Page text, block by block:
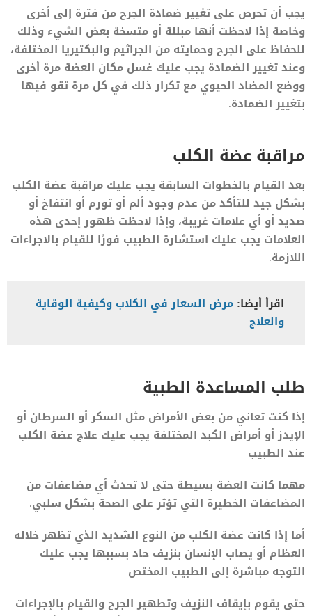
يجب أن تحرص على تغيير ضمادة الجرح من فترة إلى أخرى
وخاصة إذا لاحظت أنها مبللة أو متسخة بعض الشيء وذلك
للحفاظ على الجرح وحمايته من الجراثيم والبكتيريا المختلفة،
وعند تغيير الضمادة يجب عليك غسل مكان العضة مرة أخرى
ووضع المضاد الحيوي مع تكرار ذلك في كل مرة تقو فيها
بتغيير الضمادة.
مراقبة عضة الكلب
بعد القيام بالخطوات السابقة يجب عليك مراقبة عضة الكلب
بشكل جيد للتأكد من عدم وجود ألم أو تورم أو انتفاخ أو
صديد أو أي علامات غريبة، وإذا لاحظت ظهور إحدى هذه
العلامات يجب عليك استشارة الطبيب فورًا للقيام بالاجراءات
اللازمة.
اقرأ أيضا: مرض السعار في الكلاب وكيفية الوقاية
والعلاج
طلب المساعدة الطبية
إذا كنت تعاني من بعض الأمراض مثل السكر أو السرطان أو
الإيدز أو أمراض الكبد المختلفة يجب عليك علاج عضة الكلب
عند الطبيب
مهما كانت العضة بسيطة حتى لا تحدث أي مضاعفات من
المضاعفات الخطيرة التي تؤثر على الصحة بشكل سلبي.
أما إذا كانت عضة الكلب من النوع الشديد الذي تظهر خلاله
العظام أو يصاب الإنسان بنزيف حاد بسببها يجب عليك
التوجه مباشرة إلى الطبيب المختص
حتى يقوم بإيقاف النزيف وتطهير الجرح والقيام بالإجراءات